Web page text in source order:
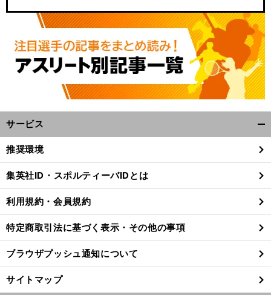
サービス
閉
る
推奨環境
集英社ID・スポルティーバIDとは
利用規約・会員規約
特定商取引法に基づく表示・その他の事項
ブラウザプッシュ通知について
サイトマップ